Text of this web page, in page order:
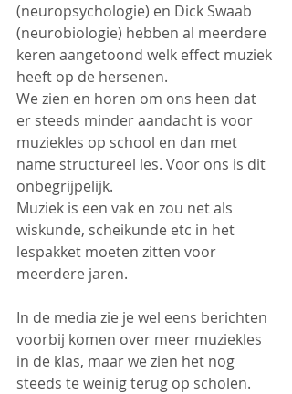
(neuropsychologie) en Dick Swaab
(neurobiologie) hebben al meerdere
keren aangetoond welk effect muziek
heeft op de hersenen.
We zien en horen om ons heen dat
er steeds minder aandacht is voor
muziekles op school en dan met
name structureel les. Voor ons is dit
onbegrijpelijk.
Muziek is een vak en zou net als
wiskunde, scheikunde etc in het
lespakket moeten zitten voor
meerdere jaren.
In de media zie je wel eens berichten
voorbij komen over meer muziekles
in de klas, maar we zien het nog
steeds te weinig terug op scholen.